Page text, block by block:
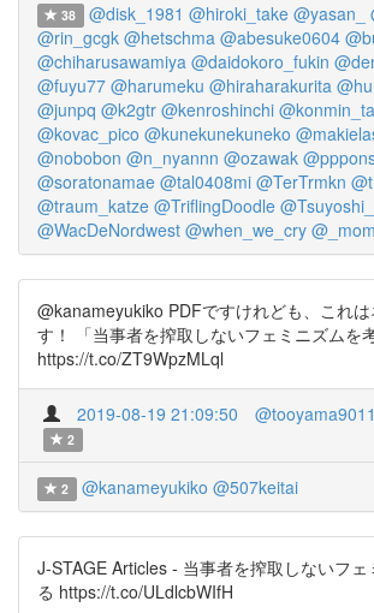
38 @disk_1981 @hiroki_take @yasan_
@rin_gcgk @hetschma @abesuke0604
@chiharusawamiya @daidokoro_fukin
@fuyu77 @harumeku @hiraharakurita
@junpq @k2gtr @kenroshinchi
@kovac_pico @kunekunekuneko
@nobobon @n_nyannn @ozawak
@soratonamae @tal0408mi @TerTrmkn
@traum_katze @TriflingDoodle
@WacDeNordwest @when_we_cry
@kanameyukiko PDFですけれども、これは
す！ 「当事者を搾取しないフェミニズムを
https://t.co/ZT9WpzMLql
2019-08-19 21:09:50 @tooyama9011
2
2 @kanameyukiko @507keitai
J-STAGE Articles - 当事者を搾取しないフェ
る https://t.co/ULdlcbWIfH